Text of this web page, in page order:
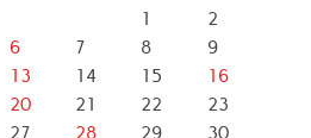
1
2
6 7 8
9
13 14 15
16
20 21 22
23
27 28 29
30